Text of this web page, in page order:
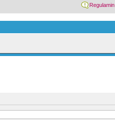
Regulamin